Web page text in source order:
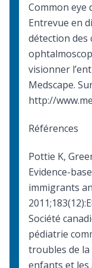
Common eye
Entrevue en
détection des
visionner
Medscape.
http://
Références
Pottie K,
Evidence-
immigrants
Société
pédiatrie
troubles de la
enfants et les